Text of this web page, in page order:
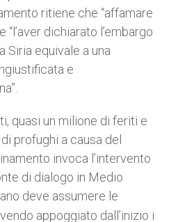
ritiene che “affamare
“l’aver dichiarato l’embargo
Siria equivale a una
e
quasi un milione di feriti e
profughi a causa del
invoca l’intervento
di dialogo in Medio
deve assumere le
appoggiato dall’inizio i